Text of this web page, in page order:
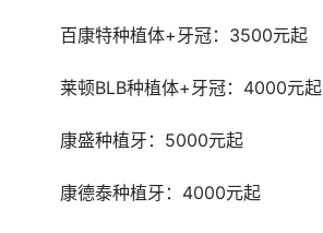
	百康特种植体+牙冠：3500元起
	莱顿BLB种植体+牙冠：4000元起
	康盛种植牙：5000元起
	康德泰种植牙：4000元起